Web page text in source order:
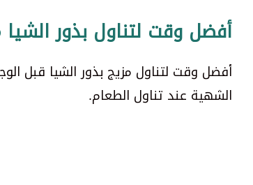
أفضل وقت لتناول بذور الشيا
أفضل وقت لتناول مزيج بذور الشيا قبل
الشهية عند تناول الطعام.